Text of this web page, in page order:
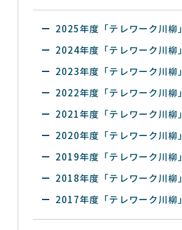
2025年度「テレワーク川柳」
2024年度「テレワーク川柳」
2023年度「テレワーク川柳」
2022年度「テレワーク川柳」
2021年度「テレワーク川柳」
2020年度「テレワーク川柳」
2019年度「テレワーク川柳」
2018年度「テレワーク川柳」
2017年度「テレワーク川柳」